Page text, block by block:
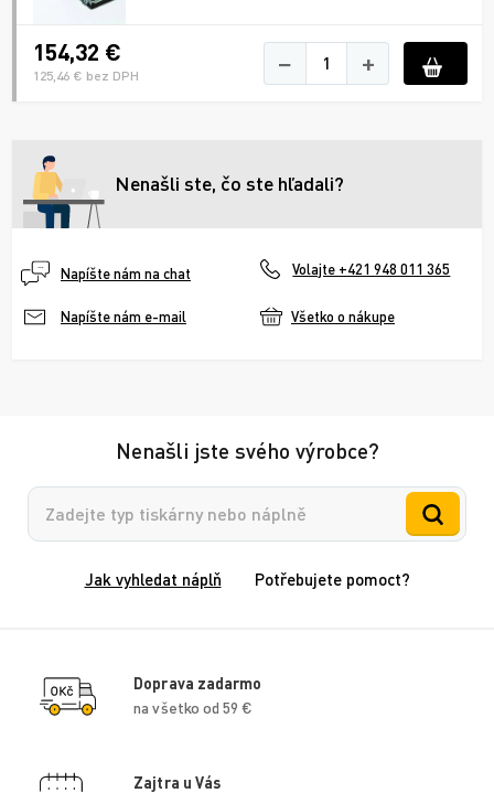
154,32 €
125,46 € bez DPH − +
Nenašli ste, čo ste hľadali?
Napíšte nám na chat Volajte +421 948 011 365
Napíšte nám e-mail Všetko o nákupe
Nenašli jste svého výrobce?
Vyhledávání
Jak vyhledat náplň Potřebujete pomoct?
Doprava zadarmo
na všetko od 59 €
Zajtra u Vás